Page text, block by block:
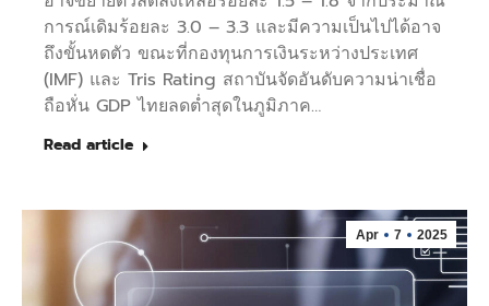
การณ์เดิมร้อยละ 3.0 – 3.3 และมีความเป็นไปได้อาจ
ถึงขั้นหดตัว ขณะที่กองทุนการเงินระหว่างประเทศ
(IMF) และ Tris Rating สถาบันจัดอันดับความน่าเชื่อ
ถือหั่น GDP ไทยลดต่ำสุดในภูมิภาค…
Read article
Apr 7 2025